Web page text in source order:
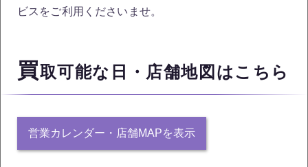
ビスをご利用くださいませ。
買取可能な日・店舗地図はこちら
営業カレンダー・店舗MAPを表示